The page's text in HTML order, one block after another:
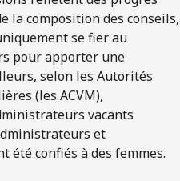
la composition des conseils,
se fier au
pour apporter une
selon les Autorités
(les ACVM),
vacants
et
été confiés à des femmes.